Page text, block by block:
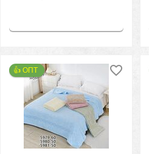
👍 ОПТ